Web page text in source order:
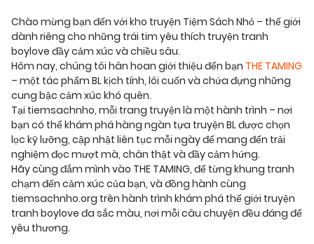
Chào mừng bạn đến với kho truyện Tiệm Sách Nhỏ – thế giới
dành riêng cho những trái tim yêu thích truyện tranh
boylove đầy cảm xúc và chiều sâu.
Hôm nay, chúng tôi hân hoan giới thiệu đến bạn THE TAMING
– một tác phẩm BL kịch tính, lôi cuốn và chứa đựng những
cung bậc cảm xúc khó quên.
Tại tiemsachnho, mỗi trang truyện là một hành trình – nơi
bạn có thể khám phá hàng ngàn tựa truyện BL được chọn
lọc kỹ lưỡng, cập nhật liên tục mỗi ngày để mang đến trải
nghiệm đọc mượt mà, chân thật và đầy cảm hứng.
Hãy cùng đắm mình vào THE TAMING, để từng khung tranh
chạm đến cảm xúc của bạn, và đồng hành cùng
tiemsachnho.org trên hành trình khám phá thế giới truyện
tranh boylove đa sắc màu, nơi mỗi câu chuyện đều đáng để
yêu thương.